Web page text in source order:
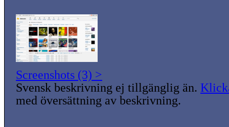
Screenshots (3) >
Svensk beskrivning ej tillgänglig än.
med översättning av beskrivning.